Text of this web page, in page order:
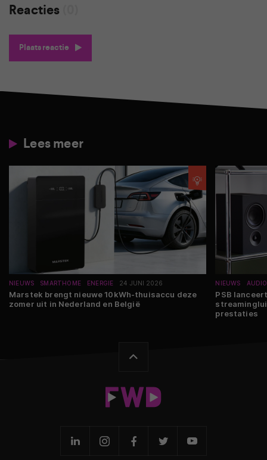
Reacties
Plaats reactie
Lees meer
NIEUWS SMARTHOME ENERGIE 24 JUNI 2026
Marstek brengt nieuwe 10kWh-thuisaccu deze
zomer uit in Nederland en België
NIEUWS AUDIO
PSB
prestaties